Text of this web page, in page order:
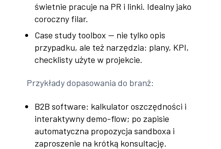
świetnie pracuje na PR i linki. Idealny jako
coroczny filar.
Case study toolbox — nie tylko opis
przypadku, ale też narzędzia: plany, KPI,
checklisty użyte w projekcie.
Przykłady dopasowania do branż:
B2B software: kalkulator oszczędności i
interaktywny demo-flow; po zapisie
automatyczna propozycja sandboxa i
zaproszenie na krótką konsultację.